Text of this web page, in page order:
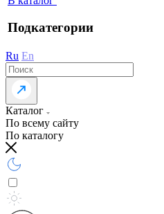
Подкатегории
Ru En
Каталог
По всему сайту
По каталогу